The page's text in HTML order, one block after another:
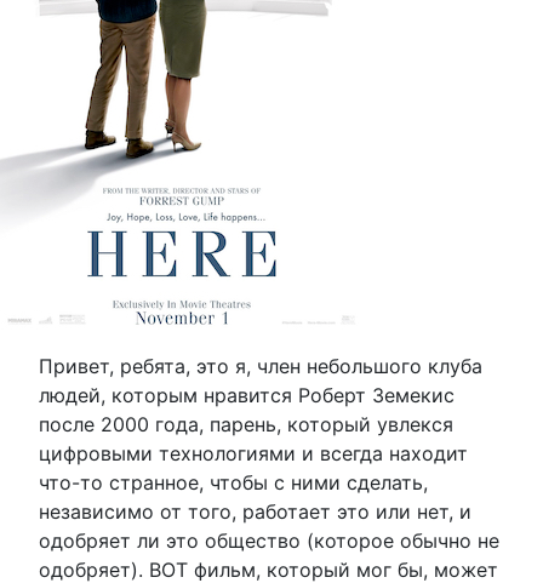
Привет, ребята, это я, член небольшого клуба
людей, которым нравится Роберт Земекис
после 2000 года, парень, который увлекся
цифровыми технологиями и всегда находит
что-то странное, чтобы с ними сделать,
независимо от того, работает это или нет, и
одобряет ли это общество (которое обычно не
одобряет). ВОТ фильм, который мог бы, может